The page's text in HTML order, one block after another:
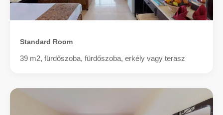
Standard Room
39 m2, fürdőszoba, fürdőszoba, erkély vagy terasz